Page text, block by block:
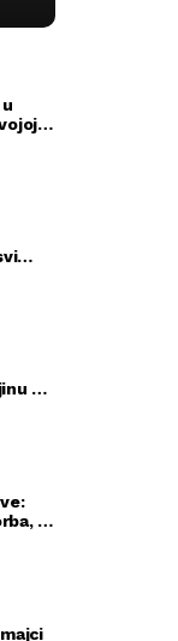
—
a